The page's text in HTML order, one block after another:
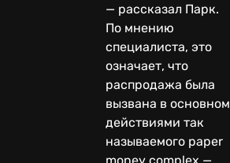
— рассказал Парк.
По мнению
специалиста, это
означает, что
распродажа была
вызвана в основном
действиями так
называемого paper